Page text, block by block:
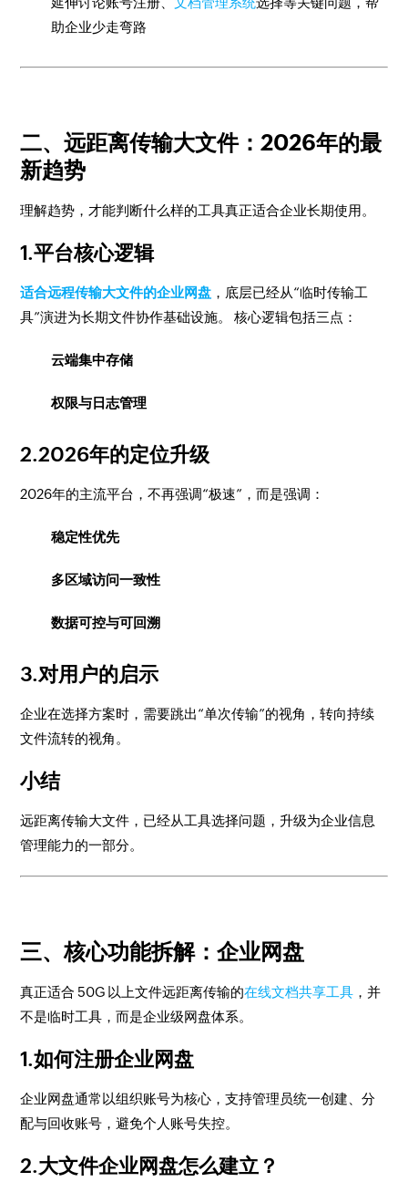
助企业少走弯路
二、远距离传输大文件：2026年的最
新趋势
理解趋势，才能判断什么样的工具真正适合企业长期使用。
1.平台核心逻辑
适合远程传输大文件的企业网盘 ，底层已经从“临时传输工
具”演进为长期文件协作基础设施。 核心逻辑包括三点：
云端集中存储
权限与日志管理
2.2026年的定位升级
2026年的主流平台，不再强调“极速”，而是强调：
稳定性优先
多区域访问一致性
数据可控与可回溯
3.对用户的启示
企业在选择方案时，需要跳出“单次传输”的视角，转向持续
文件流转的视角。
小结
远距离传输大文件，已经从工具选择问题，升级为企业信息
管理能力的一部分。
三、核心功能拆解：企业网盘
真正适合 50G 以上文件远距离传输的在线文档共享工具 ，并
不是临时工具，而是企业级网盘体系。
1.如何注册企业网盘
企业网盘通常以组织账号为核心，支持管理员统一创建、分
配与回收账号，避免个人账号失控。
2.大文件企业网盘怎么建立？